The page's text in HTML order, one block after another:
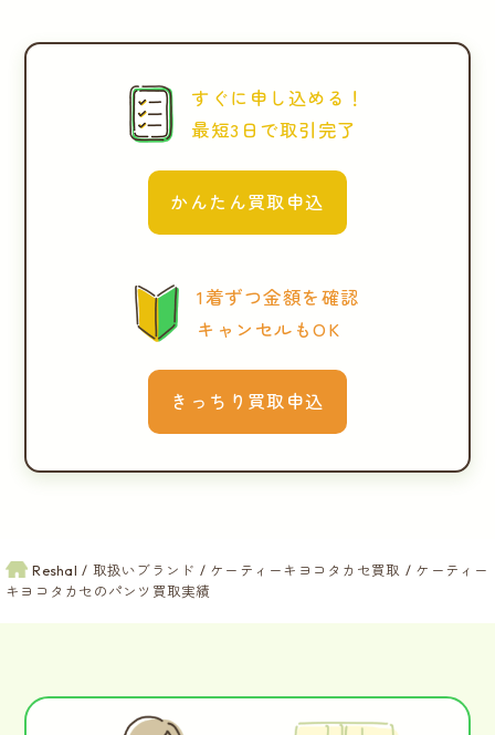
すぐに申し込める！
最短3日で取引完了
かんたん買取申込
1着ずつ金額を確認
キャンセルもOK
きっちり買取申込
Reshal 取扱いブランド ケーティーキヨコタカセ買取
ケーティー
キヨコタカセのパンツ買取実績